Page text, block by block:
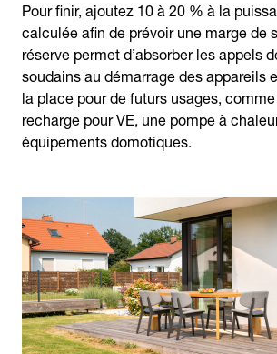
Pour finir, ajoutez 10 à 20 % à la
calculée afin de prévoir une marge de
réserve permet d’absorber les appels
soudains au démarrage des appareils
la place pour de futurs usages,
recharge pour VE, une pompe à
équipements domotiques.